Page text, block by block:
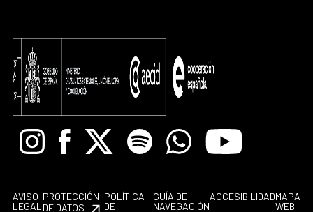
InstagramFacebook
X Spotify WhatsappYoutube
AVISO
LEGAL
PROTECCIÓN
DE DATOS
POLÍTICA
DE
GUÍA DE
NAVEGACIÓN
ACCESIBILIDADMAPA
WEB